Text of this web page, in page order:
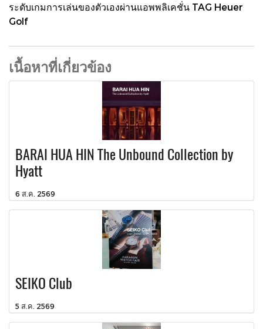
ระดับเกมการเล่นของตัวเองผ่านแอพพลิเคชั่น TAG Heuer
Golf
เนื้อหาที่เกี่ยวข้อง
BARAI HUA HIN The Unbound Collection by
Hyatt
6 ส.ค. 2569
SEIKO Club
5 ส.ค. 2569